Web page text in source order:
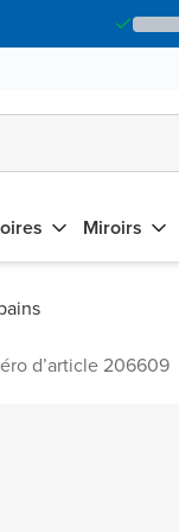
Miroirs
d’article 206609